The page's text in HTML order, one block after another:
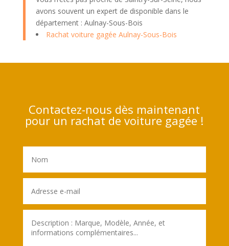
avons souvent un expert de disponible dans le
département : Aulnay-Sous-Bois
Rachat voiture gagée Aulnay-Sous-Bois
Contactez-nous dès maintenant
pour un rachat de voiture gagée !